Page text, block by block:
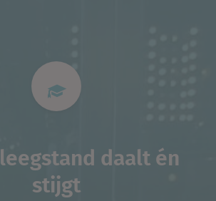
daalt én
stijgt